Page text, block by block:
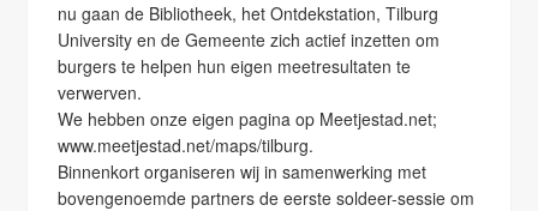
nu gaan de Bibliotheek, het Ontdekstation, Tilburg
University en de Gemeente zich actief inzetten om
burgers te helpen hun eigen meetresultaten te
verwerven.
We hebben onze eigen pagina op Meetjestad.net;
www.meetjestad.net/maps/tilburg.
Binnenkort organiseren wij in samenwerking met
bovengenoemde partners de eerste soldeer-sessie om